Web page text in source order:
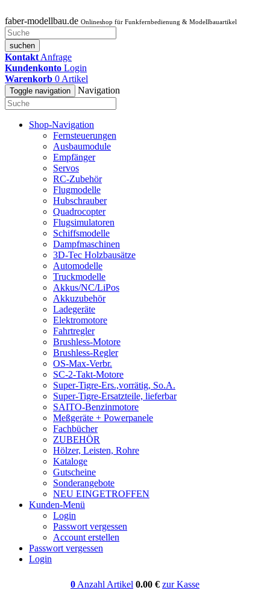
faber-modellbau.de Onlineshop für Funkfernbedienung & Modellbauartikel
suchen
Kontakt Anfrage
Kundenkonto Login
Warenkorb 0 Artikel
Toggle navigation Navigation
Shop-Navigation
Fernsteuerungen
Ausbaumodule
Empfänger
Servos
RC-Zubehör
Flugmodelle
Hubschrauber
Quadrocopter
Flugsimulatoren
Schiffsmodelle
Dampfmaschinen
3D-Tec Holzbausätze
Automodelle
Truckmodelle
Akkus/NC/LiPos
Akkuzubehör
Ladegeräte
Elektromotore
Fahrtregler
Brushless-Motore
Brushless-Regler
OS-Max-Verbr.
SC-2-Takt-Motore
Super-Tigre-Ers.,vorrätig, So.A.
Super-Tigre-Ersatzteile, lieferbar
SAITO-Benzinmotore
Meßgeräte + Powerpanele
Fachbücher
ZUBEHÖR
Hölzer, Leisten, Rohre
Kataloge
Gutscheine
Sonderangebote
NEU EINGETROFFEN
Kunden-Menü
Login
Passwort vergessen
Account erstellen
Passwort vergessen
Login
0 Anzahl Artikel 0.00 € zur Kasse